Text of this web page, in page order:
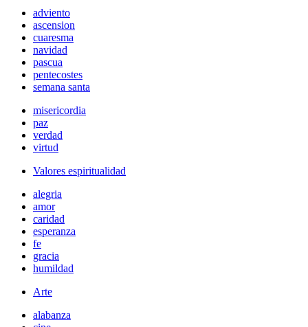
adviento
ascension
cuaresma
navidad
pascua
pentecostes
semana santa
misericordia
paz
verdad
virtud
Valores espiritualidad
alegria
amor
caridad
esperanza
fe
gracia
humildad
Arte
alabanza